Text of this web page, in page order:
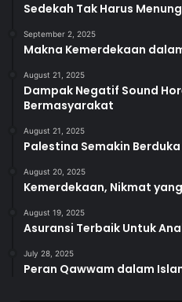
Sedekah Tak Harus
September 2, 2025
Makna Kemerdekaan
August 21, 2025
Dampak Negatif Sound
Bermasyarakat
August 21, 2025
Palestina Semakin Berduka
August 20, 2025
Kemerdekaan, Nikmat
August 19, 2025
Asuransi Terbaik Untuk
July 28, 2025
Peran Qawwam dalam